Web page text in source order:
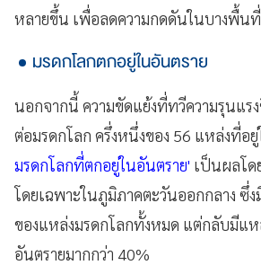
หลายขึ้น เพื่อลดความกดดันในบางพื้นที่
มรดกโลกตกอยู่ในอันตราย
นอกจากนี้ ความขัดแย้งที่ทวีความรุนแร
ต่อมรดกโลก ครึ่งหนึ่งของ 56 แหล่งที่อ
มรดกโลกที่ตกอยู่ในอันตราย' เป็นผลโด
โดยเฉพาะในภูมิภาคตะวันออกกลาง ซึ่
ของแหล่งมรดกโลกทั้งหมด แต่กลับมีแ
อันตรายมากกว่า 40%